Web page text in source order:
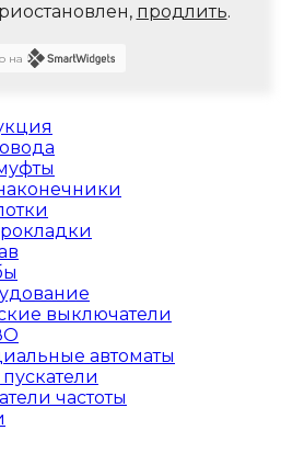
продлить.
на
выключатели
автоматы
частоты